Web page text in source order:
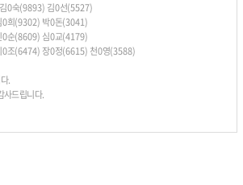
김0숙(9893) 김0선(5527)
0희(9302) 박0돈(3041)
0순(8609) 심0교(4179)
0조(6474) 장0정(6615) 천0영(3588)
.
사드립니다.